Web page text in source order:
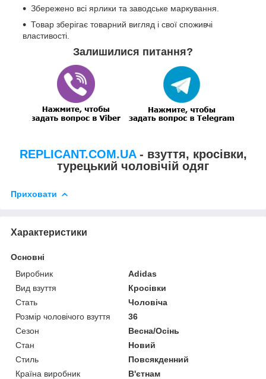
Збережено всі ярлики та заводське маркування.
Товар зберігає товарний вигляд і свої споживчі
властивості.
Залишилися питання?
REPLICANT.COM.UA - взуття, кросівки,
турецький чоловічій одяг
Приховати
Характеристики
Основні
Виробник
Adidas
Вид взуття
Кросівки
Стать
Чоловіча
Розмір чоловічого взуття
36
Сезон
Весна/Осінь
Стан
Новий
Стиль
Повсякденний
Країна виробник
В'єтнам